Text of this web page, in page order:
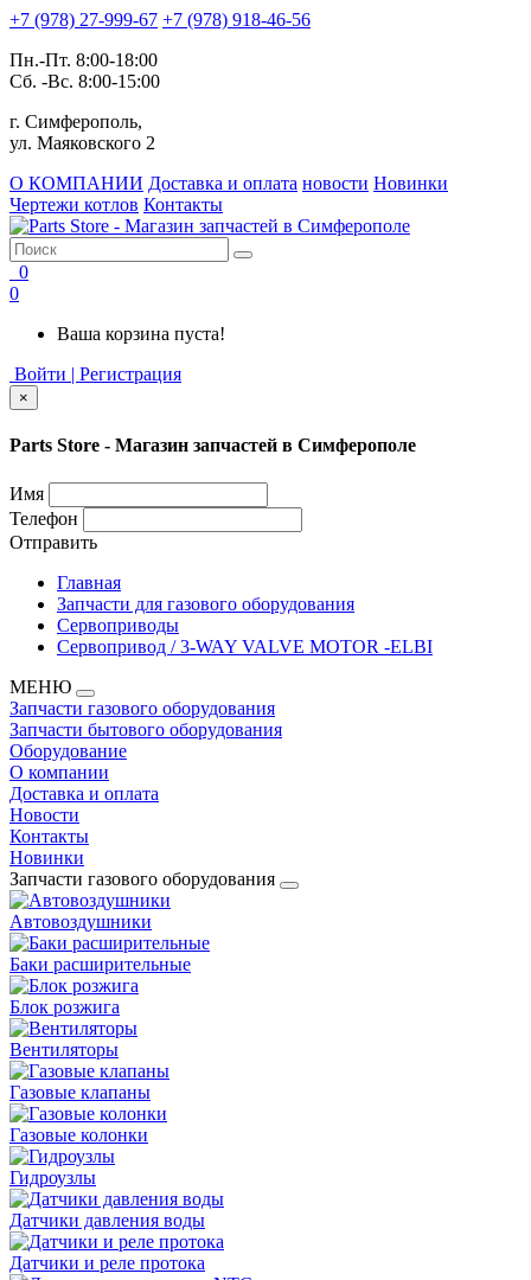
+7 (978) 27-999-67 +7 (978) 918-46-56
Пн.-Пт. 8:00-18:00
Сб. -Вс. 8:00-15:00
г. Симферополь,
ул. Маяковского 2
О КОМПАНИИ Доставка и оплата новости Новинки
Чертежи котлов Контакты
0
0
Ваша корзина пуста!
Войти | Регистрация
×
Parts Store - Магазин запчастей в Симферополе
Имя
Телефон
Отправить
Главная
Запчасти для газового оборудования
Сервоприводы
Cервопривод / 3-WAY VALVE MOTOR -ELBI
МЕНЮ
Запчасти газового оборудования
Запчасти бытового оборудования
Оборудование
О компании
Доставка и оплата
Новости
Контакты
Новинки
Запчасти газового оборудования
Автовоздушники
Баки расширительные
Блок розжига
Вентиляторы
Газовые клапаны
Газовые колонки
Гидроузлы
Датчики давления воды
Датчики и реле протока